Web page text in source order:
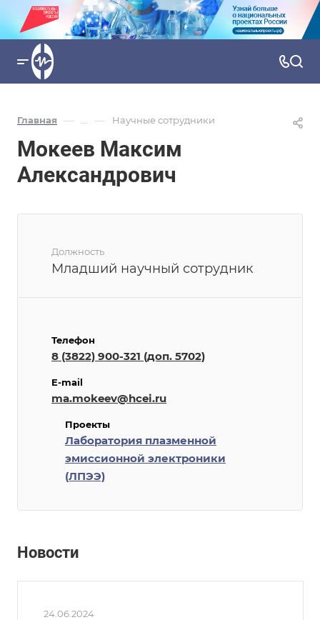
Главная — ... — Научные сотрудники
Мокеев Максим
Александрович
Должность
Младший научный сотрудник
Телефон
8 (3822) 900-321 (доп. 5702)
E-mail
ma.mokeev@hcei.ru
Проекты
Лаборатория плазменной
эмиссионной электроники
(ЛПЭЭ)
Новости
24.06.2024